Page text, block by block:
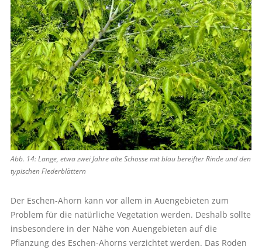
Abb. 14: Lange, etwa zwei Jahre alte ­Schosse mit blau bereifter Rinde und den
typischen Fiederblättern
Der Eschen-Ahorn kann vor allem in Auengebieten zum
Problem für die natürliche Vegetation werden. Deshalb sollte
insbesondere in der Nähe von Auengebieten auf die
Pflanzung des Eschen-Ahorns verzichtet werden. Das Roden